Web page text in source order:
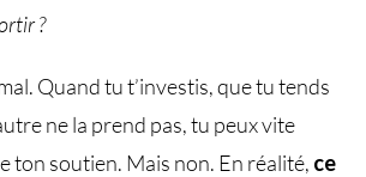
?
Quand tu t’investis, que tu tends
ne la prend pas, tu peux vite
ton soutien. Mais non. En réalité, ce